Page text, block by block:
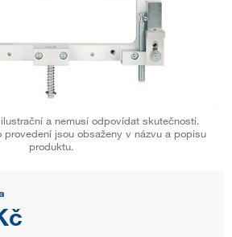
a nemusí odpovídat skutečnosti.
provedení jsou obsaženy v názvu a popisu
produktu.